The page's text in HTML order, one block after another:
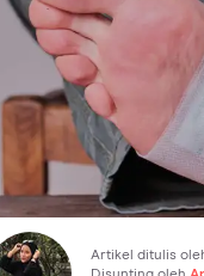
Artikel ditulis